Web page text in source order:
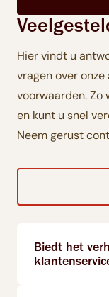
Hier vindt u
vragen over
voorwaarden. Zo
en kunt u snel
Neem gerust
Biedt het